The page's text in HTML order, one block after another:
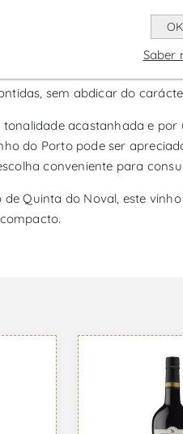
- Vinho do
região de Porto e Douro,
grande qualidade.
sem abdicar do
acastanhada e
do Porto pode ser
conveniente para
Quinta do Noval, este
OK
Saber